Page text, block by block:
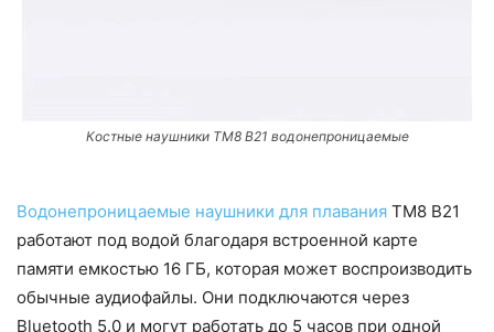
Костные наушники TM8 B21 водонепроницаемые
Водонепроницаемые наушники для плавания TM8 B21
работают под водой благодаря встроенной карте
памяти емкостью 16 ГБ, которая может воспроизводить
обычные аудиофайлы. Они подключаются через
Bluetooth 5.0 и могут работать до 5 часов при одной